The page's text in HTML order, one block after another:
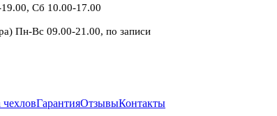
Сб 10.00-17.00
Пн-Вс 09.00-21.00, по записи
чехловГарантияОтзывыКонтакты